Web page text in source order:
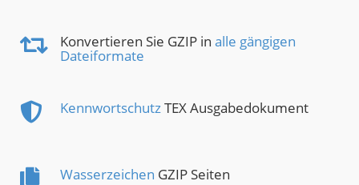
Konvertieren Sie GZIP in alle gängigen
Dateiformate
KennwortschutzTEX Ausgabedokument
Wasserzeichen GZIP Seiten